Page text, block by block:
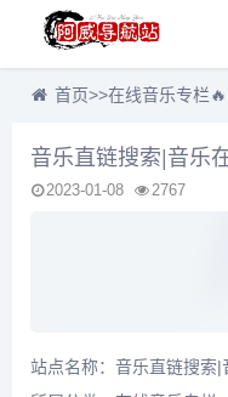
首页>>在线音乐专栏🔥
音乐直链搜索|音乐
2023-01-08 2767
站点名称：音乐直链搜索